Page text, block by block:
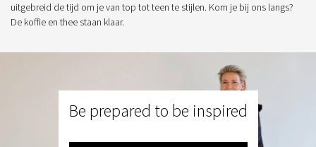
uitgebreid de tijd om je van top tot teen te stijlen. Kom je bij ons langs?
De koffie en thee staan klaar.
Be prepared to be inspired